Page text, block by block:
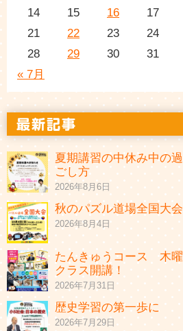
« 7月
14
15 16 17
21
22 23 24
28
29 30 31
夏期講習の中休み中の過
ごし方
2026年8月6日
秋のパズル道場全国大会
2026年8月4日
たんきゅうコース 木曜
クラス開講！
2026年7月31日
歴史学習の第一歩に
2026年7月29日